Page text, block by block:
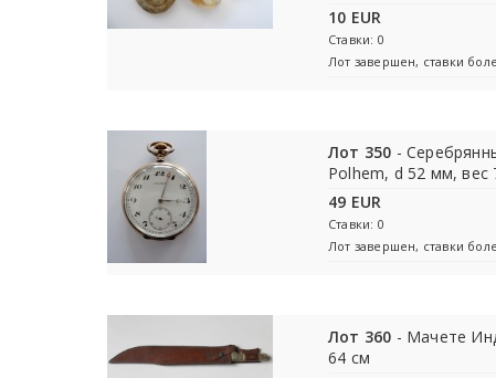
10 EUR
Ставки: 0
Лот завершен, ставки
Лот 350 -
Polhem, d 52 мм, вес
49 EUR
Ставки: 0
Лот завершен, ставки
Лот 360 - Мачете
64 см